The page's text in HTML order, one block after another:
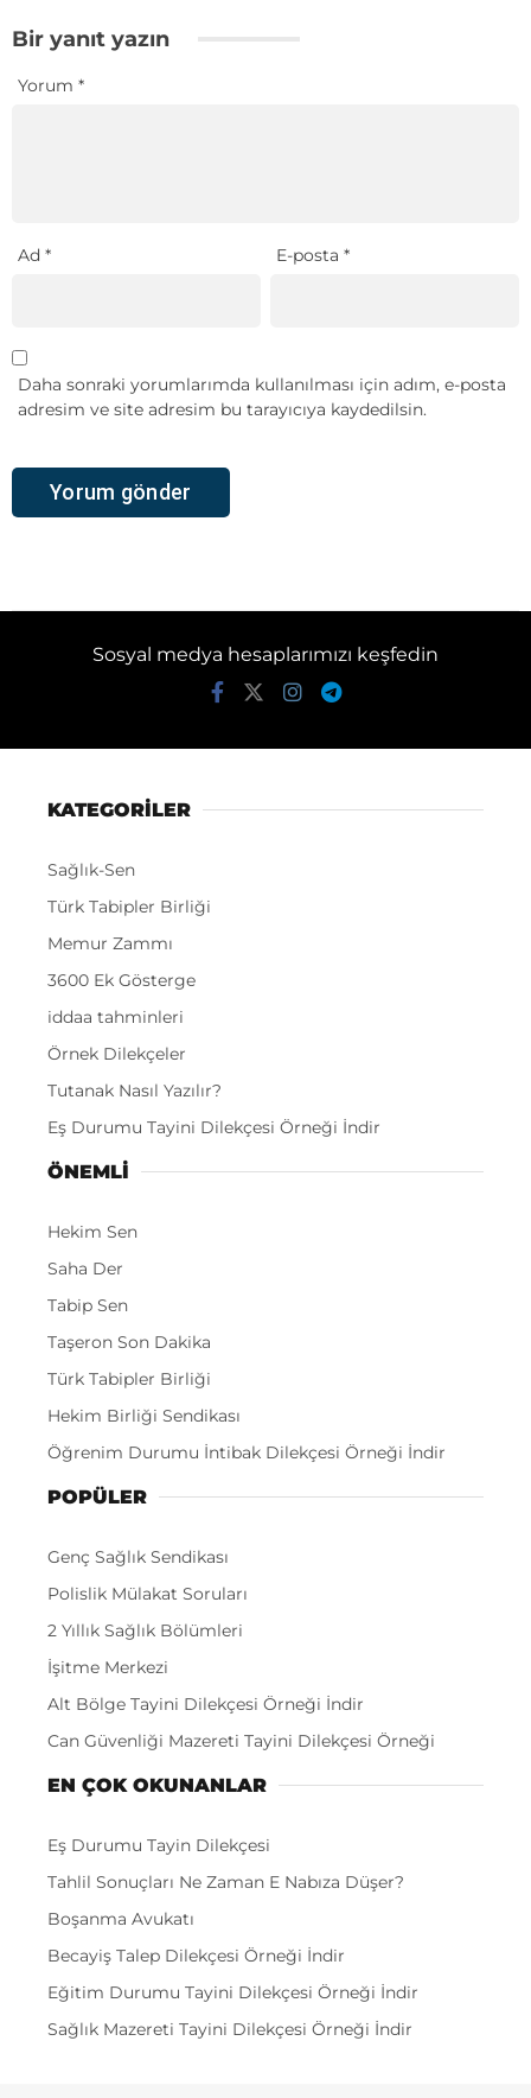
Bir yanıt yazın
Yorum *
Ad * E-posta*
Daha sonraki yorumlarımda kullanılması için adım, e-posta
adresim ve site adresim bu tarayıcıya kaydedilsin.
Sosyal medya hesaplarımızı keşfedin
KATEGORİLER
Sağlık-Sen
Türk Tabipler Birliği
Memur Zammı
3600 Ek Gösterge
iddaa tahminleri
Örnek Dilekçeler
Tutanak Nasıl Yazılır?
Eş Durumu Tayini Dilekçesi Örneği İndir
ÖNEMLI
Hekim Sen
Saha Der
Tabip Sen
Taşeron Son Dakika
Türk Tabipler Birliği
Hekim Birliği Sendikası
Öğrenim Durumu İntibak Dilekçesi Örneği İndir
POPÜLER
Genç Sağlık Sendikası
Polislik Mülakat Soruları
2 Yıllık Sağlık Bölümleri
İşitme Merkezi
Alt Bölge Tayini Dilekçesi Örneği İndir
Can Güvenliği Mazereti Tayini Dilekçesi Örneği
EN ÇOK OKUNANLAR
Eş Durumu Tayin Dilekçesi
Tahlil Sonuçları Ne Zaman E Nabıza Düşer?
Boşanma Avukatı
Becayiş Talep Dilekçesi Örneği İndir
Eğitim Durumu Tayini Dilekçesi Örneği İndir
Sağlık Mazereti Tayini Dilekçesi Örneği İndir